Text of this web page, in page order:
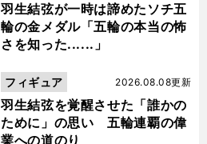
羽生結弦が一時は諦めたソチ五
輪の金メダル「五輪の本当の怖
さを知った......」
羽生結弦を覚醒させた「誰かの
ために」の思い 五輪連覇の偉
業への道のり
2026.08.08更新
フィギュア